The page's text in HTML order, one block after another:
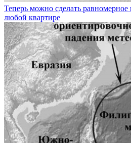
Теперь можно сделать
любой квартире